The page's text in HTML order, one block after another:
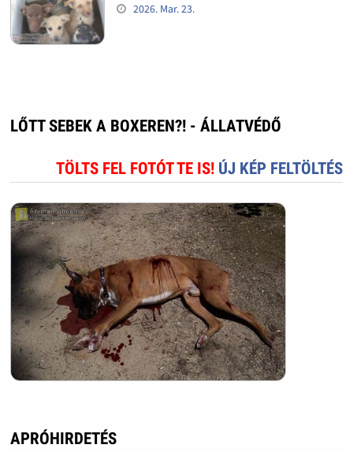
2026. Mar. 23.
LŐTT SEBEK A BOXEREN?! - ÁLLATVÉDŐ
TÖLTS FEL FOTÓT TE IS! ÚJ KÉP FELTÖLTÉS
APRÓHIRDETÉS